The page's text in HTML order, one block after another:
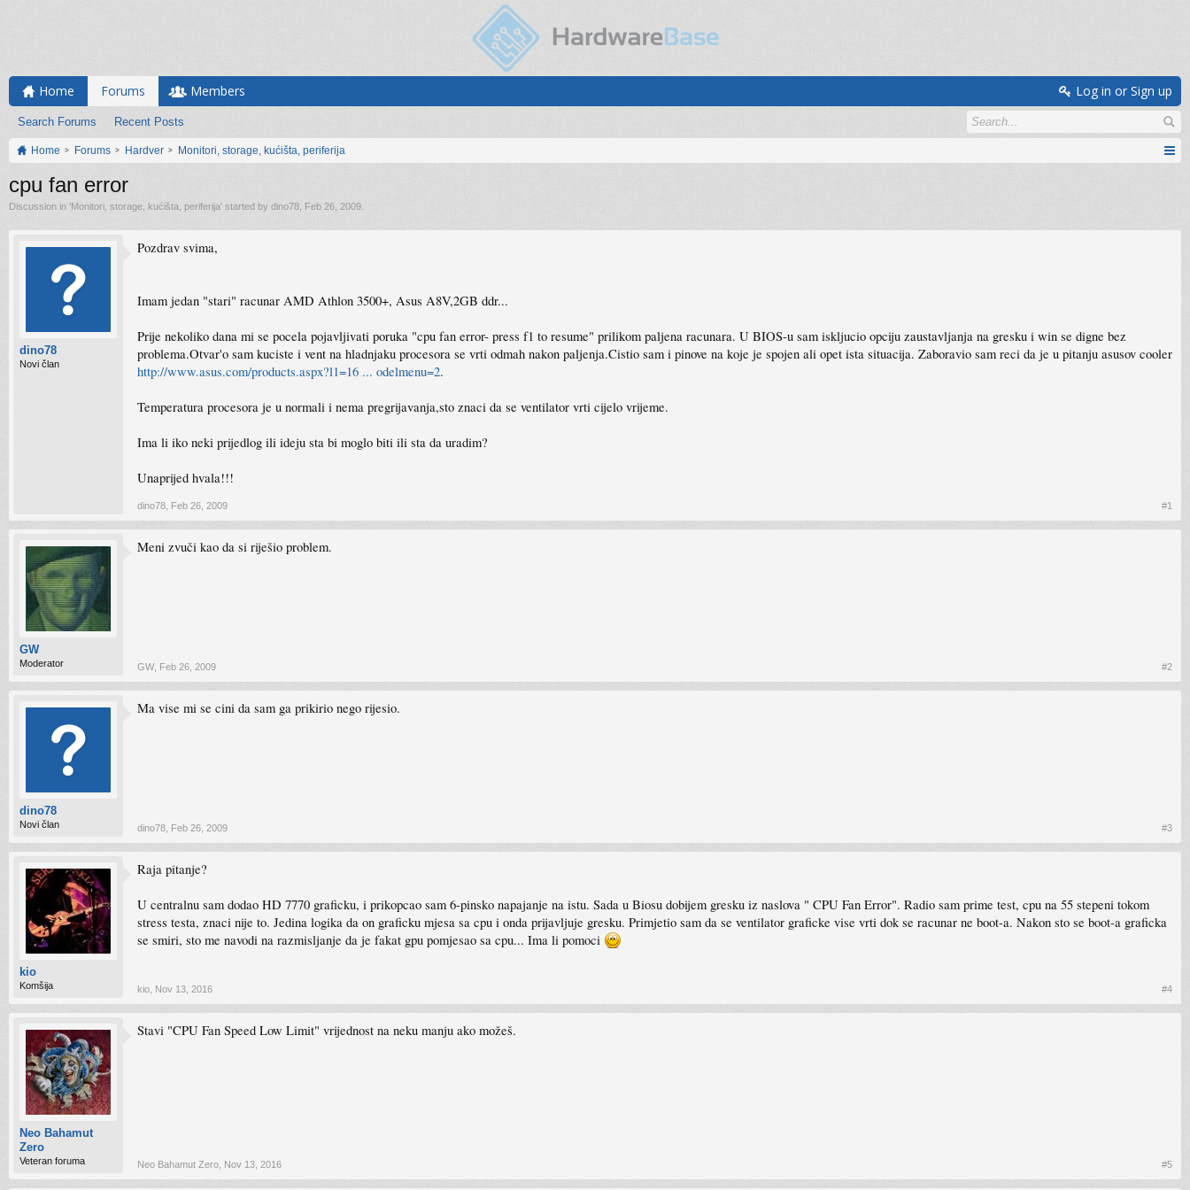
Home Forums
Search Forums Recent Posts
Members Log in or Sign up
Home Forums Hardver Monitori, storage, kućišta, periferija
cpu fan error
Discussion in 'Monitori, storage, kućišta, periferija' started by dino78 Feb 26, 2009
dino78
Novi član
Pozdrav svima,
Imam jedan "stari" racunar AMD Athlon 3500+, Asus A8V,2GB ddr...
Prije nekoliko dana mi se pocela pojavljivati poruka "cpu fan error- press f1 to resume" prilikom paljena racunara. U BIOS-u sam iskljucio opciju zaustavljanja na gresku i win se digne bez
problema.Otvar'o sam kuciste i vent na hladnjaku procesora se vrti odmah nakon paljenja.Cistio sam i pinove na koje je spojen ali opet ista situacija. Zaboravio sam reci da je u pitanju asusov cooler
http://www.asus.com/products.aspx?l1=16 ... odelmenu=2.
Temperatura procesora je u normali i nema pregrijavanja,sto znaci da se ventilator vrti cijelo vrijeme.
Ima li iko neki prijedlog ili ideju sta bi moglo biti ili sta da uradim?
Unaprijed hvala!!!
dino78 Feb 26, 2009 #1
GW
Moderator
Meni zvuči kao da si riješio problem.
GW Feb 26, 2009 #2
dino78
Novi član
Ma vise mi se cini da sam ga prikirio nego rijesio.
dino78 Feb 26, 2009 #3
kio
Komšija
Raja pitanje?
U centralnu sam dodao HD 7770 graficku, i prikopcao sam 6-pinsko napajanje na istu. Sada u Biosu dobijem gresku iz naslova " CPU Fan Error". Radio sam prime test, cpu na 55 stepeni tokom
stress testa, znaci nije to. Jedina logika da on graficku mjesa sa cpu i onda prijavljuje gresku. Primjetio sam da se ventilator graficke vise vrti dok se racunar ne boot-a. Nakon sto se boot-a graficka
se smiri, sto me navodi na razmisljanje da je fakat gpu pomjesao sa cpu... Ima li pomoci
kio Nov 13, 2016 #4
Neo Bahamut
Zero
Veteran foruma
Stavi "CPU Fan Speed Low Limit" vrijednost na neku manju ako možeš.
Neo Bahamut Zero Nov 13, 2016 #5